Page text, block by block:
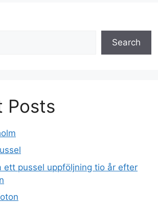
Search
Posts
ett pussel uppföljning tio år efter